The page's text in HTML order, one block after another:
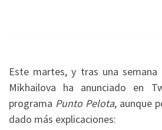
Este martes, y tras una
Mikhailova ha anunciado en
programa Punto Pelota, aunque
dado más explicaciones: